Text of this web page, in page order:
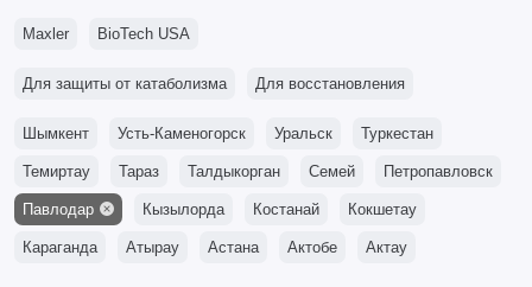
Maxler BioTech USA
Для защиты от катаболизма Для восстановления
Шымкент Усть-Каменогорск Уральск Туркестан
Темиртау Тараз Талдыкорган Семей Петропавловск
Павлодар Кызылорда Костанай Кокшетау
Караганда Атырау Астана Актобе Актау